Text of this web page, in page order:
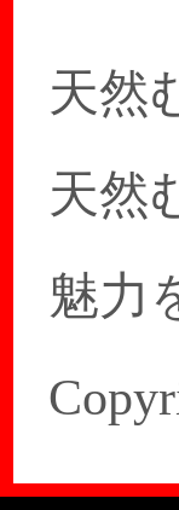
天然
天然
魅力